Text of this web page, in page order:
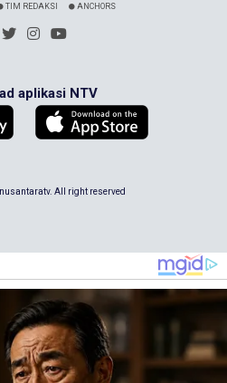
TIM REDAKSI ANCHORS
aplikasi NTV
All right reserved